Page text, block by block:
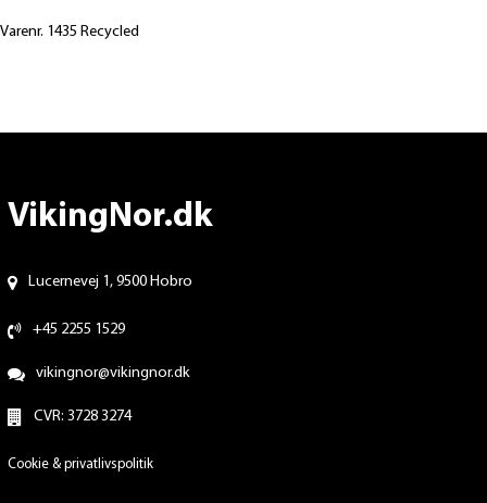
Varenr. 1435 Recycled
VikingNor.dk
Lucernevej 1, 9500 Hobro
+45 2255 1529
vikingnor@vikingnor.dk
CVR: 3728 3274
Cookie & privatlivspolitik